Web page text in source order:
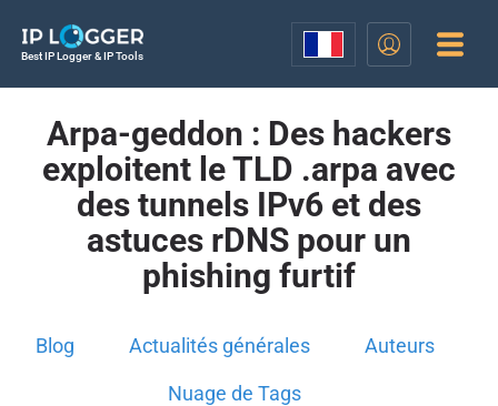
Best IP Logger & IP Tools
Arpa-geddon : Des hackers
exploitent le TLD .arpa avec
des tunnels IPv6 et des
astuces rDNS pour un
phishing furtif
Blog Actualités générales Auteurs
Nuage de Tags